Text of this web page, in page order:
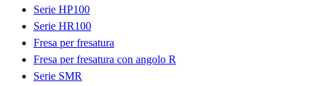
Serie HP100
Serie HR100
Fresa per fresatura
Fresa per fresatura con angolo R
Serie SMR